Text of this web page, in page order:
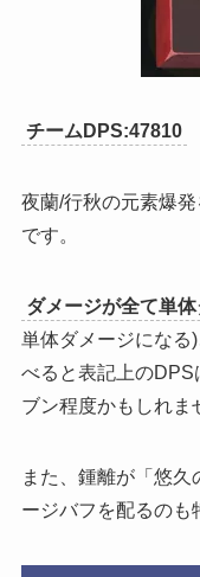
チームDPS:47810
夜蘭/行秋の元素爆
です。
ダメージが全て単
単体ダメージになる
べると表記上のDPS
ブン程度かもしれま
また、鍾離が「悠久
ージバフを配るのも